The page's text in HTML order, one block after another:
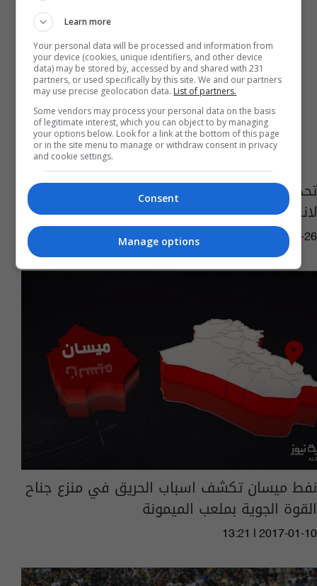
تحديد يومي الأربعاء والخميس المقبلين موعدا
لانطلاق الجولة الثانية من الدوري الممتاز
10:41 | 2017-02-26
نفط ميسان تكشف اسباب الحريق في منزع جناح
القوة الجوية بملعب الميمونة
13:21 | 2017-01-10
Learn more
Your personal data will be processed and information from
your device (cookies, unique identifiers, and other device
data) may be stored by, accessed by and shared with 231
partners, or used specifically by this site. We and our partners
may use precise geolocation data. List of partners.
Some vendors may process your personal data on the basis
of legitimate interest, which you can object to by managing
your options below. Look for a link at the bottom of this page
or in the site menu to manage or withdraw consent in privacy
and cookie settings.
Consent
Manage options